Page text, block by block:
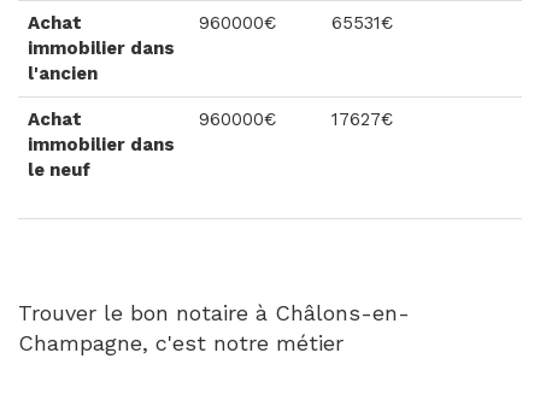
Achat
immobilier dans
l'ancien
960000€ 65531€
Achat
immobilier dans
le neuf
960000€ 17627€
Trouver le bon notaire à Châlons-en-
Champagne, c'est notre métier